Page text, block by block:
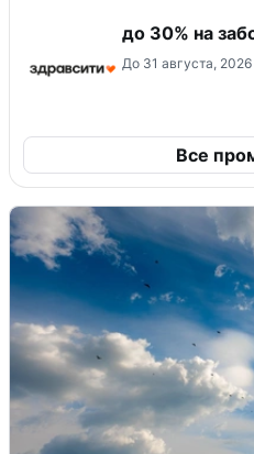
до 30% на
До 31 августа, 2026
Все